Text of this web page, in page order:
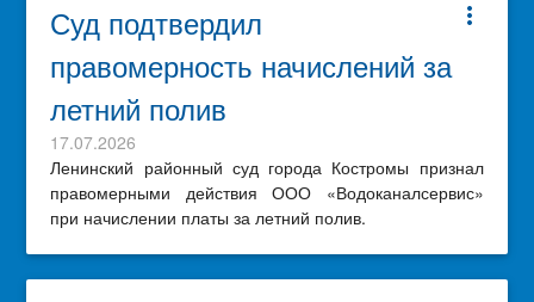
more_vert
Суд подтвердил
правомерность начислений за
летний полив
17.07.2026
Ленинский районный суд города Костромы признал
правомерными действия ООО «Водоканалсервис»
при начислении платы за летний полив.